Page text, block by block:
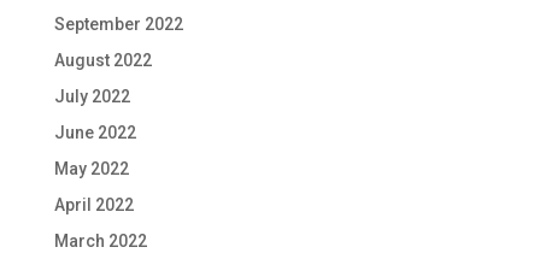
September 2022
August 2022
July 2022
June 2022
May 2022
April 2022
March 2022